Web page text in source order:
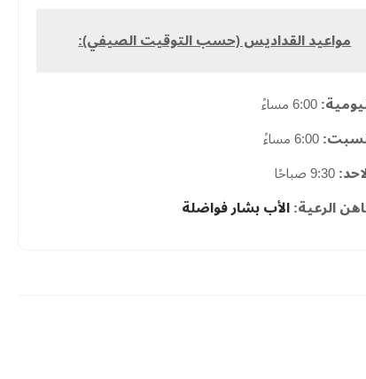
مواعيد القداديس (حسب التوقيت الصيفي):
6:00 مساءً
الرعية:الأب بشار فواضلة